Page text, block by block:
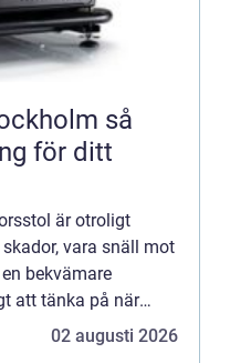
så
för ditt
är otroligt
vara snäll mot
bekvämare
att tänka på när
02 augusti 2026